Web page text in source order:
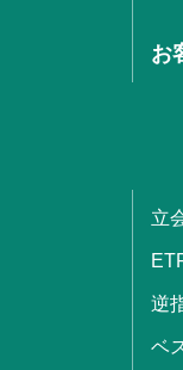
お
立
逆
ベ